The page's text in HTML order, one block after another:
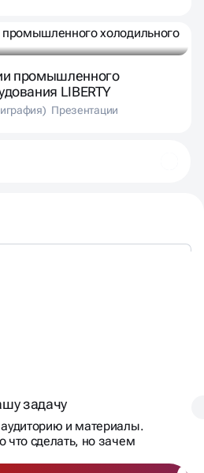
промышленного
LIBERTY
Презентации
СОЗДАНИЯ
задачу
и материалы.
что сделать, но зачем